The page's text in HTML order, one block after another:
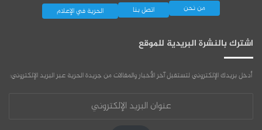
من نحن اتصل بنا الحرية في الإعلام
اشترك بالنشرة البريدية للموقع
أدخل بريدك الإلكتروني لتستقبل آخر الأخبار والمقالات من جريدة الحرية عبر البريد الإلكتروني: